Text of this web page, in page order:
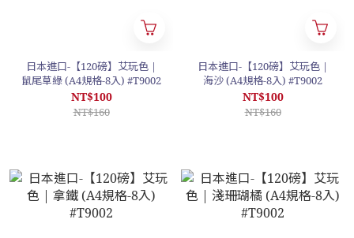
日本進口-【120磅】艾玩色 |
鼠尾草綠 (A4規格-8入) #T9002
NT$100
NT$160
日本進口-【120磅】艾玩色 |
海沙 (A4規格-8入) #T9002
NT$100
NT$160